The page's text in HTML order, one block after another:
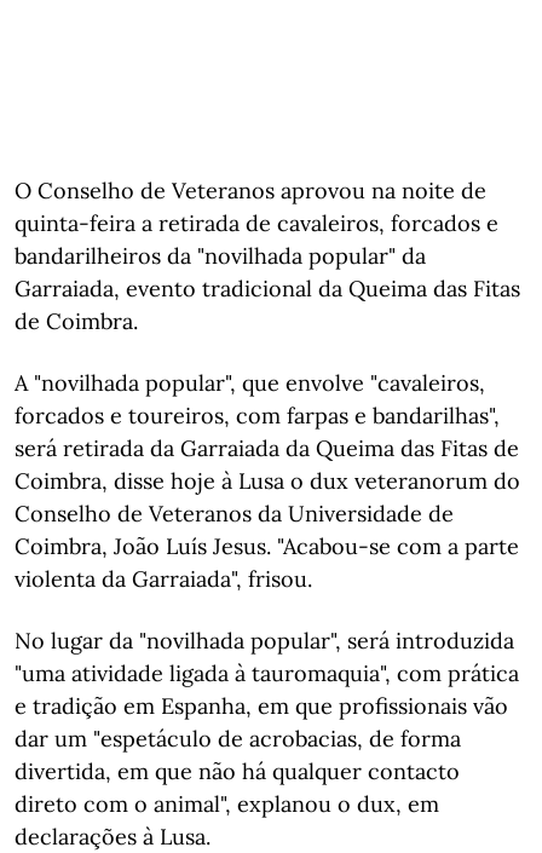
O Conselho de Veteranos aprovou na noite de
quinta-feira a retirada de cavaleiros, forcados e
bandarilheiros da "novilhada popular" da
Garraiada, evento tradicional da Queima das Fitas
de Coimbra.
A "novilhada popular", que envolve "cavaleiros,
forcados e toureiros, com farpas e bandarilhas",
será retirada da Garraiada da Queima das Fitas de
Coimbra, disse hoje à Lusa o dux veteranorum do
Conselho de Veteranos da Universidade de
Coimbra, João Luís Jesus. "Acabou-se com a parte
violenta da Garraiada", frisou.
No lugar da "novilhada popular", será introduzida
"uma atividade ligada à tauromaquia", com prática
e tradição em Espanha, em que profissionais vão
dar um "espetáculo de acrobacias, de forma
divertida, em que não há qualquer contacto
direto com o animal", explanou o dux, em
declarações à Lusa.